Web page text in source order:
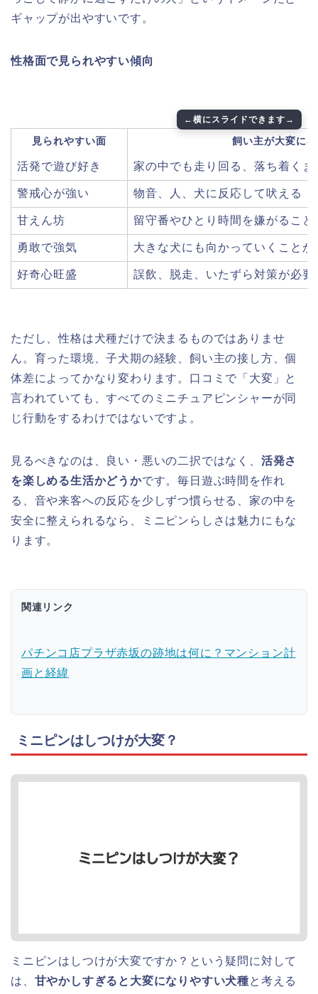
ギャップが出やすいです。
性格面で見られやすい傾向
見られやすい面 飼い主が大変に
活発で遊び好き 家の中でも走り回る、落ち着く
警戒心が強い 物音、人、犬に反応して吠える
甘えん坊 留守番やひとり時間を嫌がること
勇敢で強気 大きな犬にも向かっていくことが
好奇心旺盛 誤飲、脱走、いたずら対策が必要
ただし、性格は犬種だけで決まるものではありませ
ん。育った環境、子犬期の経験、飼い主の接し方、個
体差によってかなり変わります。口コミで「大変」と
言われていても、すべてのミニチュアピンシャーが同
じ行動をするわけではないですよ。
見るべきなのは、良い・悪いの二択ではなく、 活発さ
を楽しめる生活かどうかです。毎日遊ぶ時間を作れ
る、音や来客への反応を少しずつ慣らせる、家の中を
安全に整えられるなら、ミニピンらしさは魅力にもな
ります。
関連リンク
パチンコ店プラザ赤坂の跡地は何に？マンション計
画と経緯
ミニピンはしつけが大変？
ミニピンはしつけが大変ですか？という疑問に対して
は、 甘やかしすぎると大変になりやすい犬種と考える